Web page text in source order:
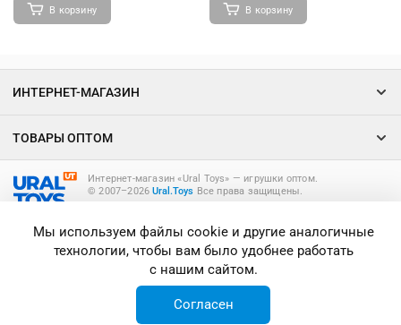
В корзину В корзину
Интернет-магазин «Ural Toys» ― игрушки оптом.
© 2007–2026Ural.Toys Все права защищены.
ИНТЕРНЕТ-МАГАЗИН
ТОВАРЫ ОПТОМ
Мы используем файлы cookie и другие аналогичные
технологии, чтобы вам было удобнее работать
с нашим сайтом.
Согласен